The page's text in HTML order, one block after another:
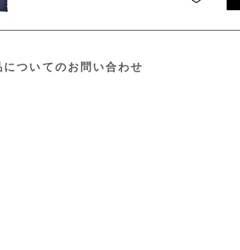
についてのお問い合わせ